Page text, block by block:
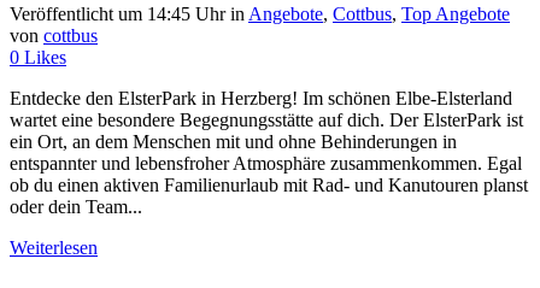
Veröffentlicht um 14:45 Uhrin Angebote, Cottbus, Top Angebote
von cottbus
0 Likes
Entdecke den ElsterPark in Herzberg! Im schönen Elbe-Elsterland
wartet eine besondere Begegnungsstätte auf dich. Der ElsterPark ist
ein Ort, an dem Menschen mit und ohne Behinderungen in
entspannter und lebensfroher Atmosphäre zusammenkommen. Egal
ob du einen aktiven Familienurlaub mit Rad- und Kanutouren planst
oder dein Team...
Weiterlesen